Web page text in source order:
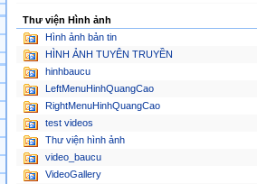
Thư viện Hình ảnh
Hình ảnh bản tin
HÌNH ẢNH TUYÊN TRUYỀN
hinhbaucu
LeftMenuHinhQuangCao
RightMenuHinhQuangCao
test videos
Thư viện hình ảnh
video_baucu
VideoGallery